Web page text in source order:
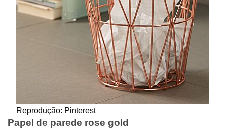
Reprodução: Pinterest
Papel de parede rose gold